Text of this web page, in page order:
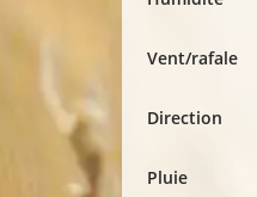
Vent/rafale
Direction
Pluie